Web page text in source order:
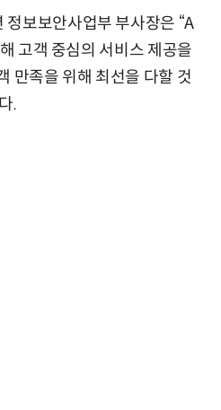
보보안사업부 부사장은 “A
고객 중심의 서비스 제공을
만족을 위해 최선을 다할 것
.